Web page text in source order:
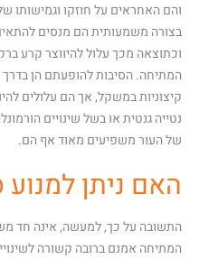
והם האחראים על חוזקו
בצורה משמעותית הם מנסים
וכתוצאה מכך עלול להיווצר קרע
המתיחה. הסיבות להופעתם הן בדרך
קיצוניות במשקל, אך הם עלולים
נטייה גנטית או בשל שינויים
של העור משפיעים מאוד אף הם.
האם ניתן
התשובה על כך, למעשה, אינה חד
המתיחה אמנם ברובה קשורה